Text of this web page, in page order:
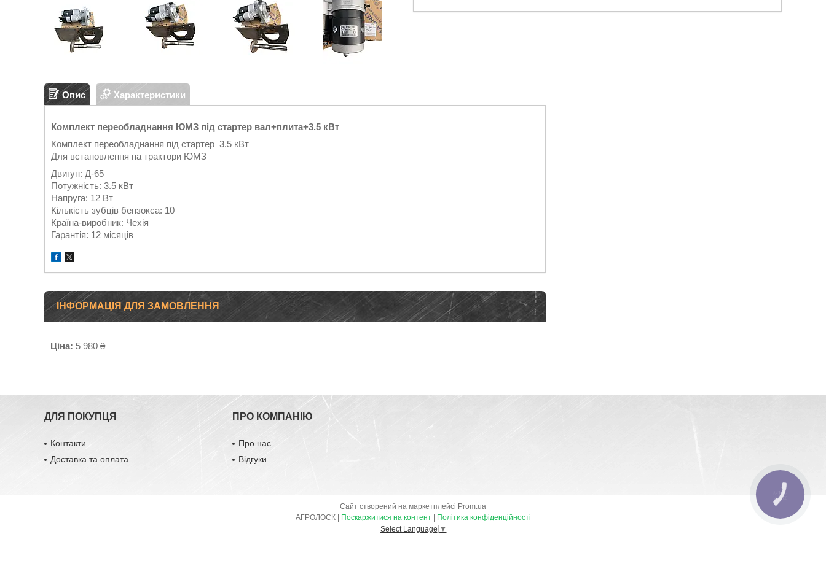
Опис Характеристики
Комплект переобладнання ЮМЗ під стартер вал+плита+3.5 кВт
Комплект переобладнання під стартер 3.5 кВт
Для встановлення на трактори ЮМЗ
Двигун: Д-65
Потужність: 3.5 кВт
Напруга: 12 Вт
Кількість зубців бензокса: 10
Країна-виробник: Чехія
Гарантія: 12 місяців
ІНФОРМАЦІЯ ДЛЯ ЗАМОВЛЕННЯ
Ціна: 5 980 ₴
ДЛЯ ПОКУПЦЯ
Контакти
Доставка та оплата
ПРО КОМПАНІЮ
Про нас
Відгуки
Сайт створений на маркетплейсі Prom.ua
Поскаржитися на контент
Політика конфіденційності
Select Language ▼